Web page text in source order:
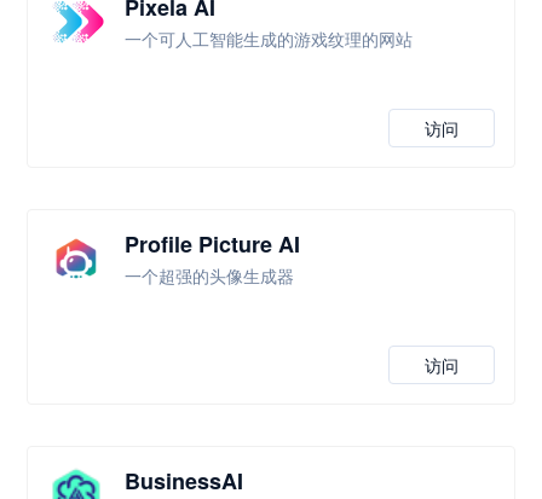
Pixela AI
一个可人工智能生成的游戏纹理的网站
访问
Profile Picture AI
一个超强的头像生成器
访问
BusinessAI